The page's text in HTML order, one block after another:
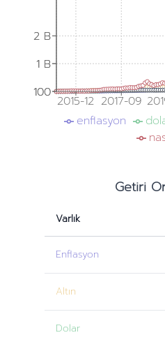
2015-12 2017-09
100
1 B
2 B
100
1 B
2 B
enflasyon
Getiri
Varlık
Enflasyon
Altın
Dolar